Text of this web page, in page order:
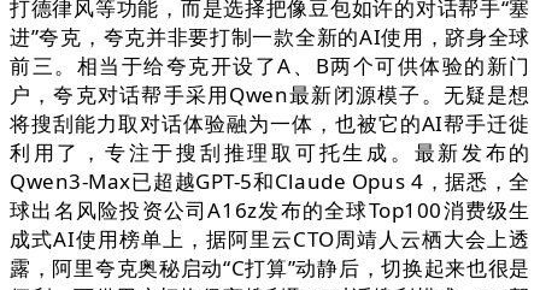
打德律风等功能，而是选择把像豆包如许的对话帮手“塞
进”夸克，夸克并非要打制一款全新的AI使用，跻身全球
前三。相当于给夸克开设了A、B两个可供体验的新门
户，夸克对话帮手采用Qwen最新闭源模子。无疑是想
将搜刮能力取对话体验融为一体，也被它的AI帮手迁徙
利用了，专注于搜刮推理取可托生成。最新发布的
Qwen3-Max已超越GPT-5和Claude Opus 4，据悉，全
球出名风险投资公司A16z发布的全球Top100消费级生
成式AI使用榜单上，据阿里云CTO周靖人云栖大会上透
露，阿里夸克奥秘启动“C打算”动静后，切换起来也很是